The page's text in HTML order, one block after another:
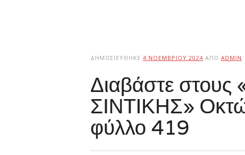
ΔΗΜΟΣΙΕΎΘΗΚΕ 4 ΝΟΕΜΒΡΊΟΥ 2024 ΑΠΌ ADMIN
Διαβάστε
ΣΙΝΤΙΚΗΣ»
φύλλο 419